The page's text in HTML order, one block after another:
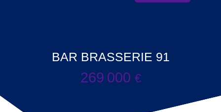
BAR BRASSERIE 91
269 000 €